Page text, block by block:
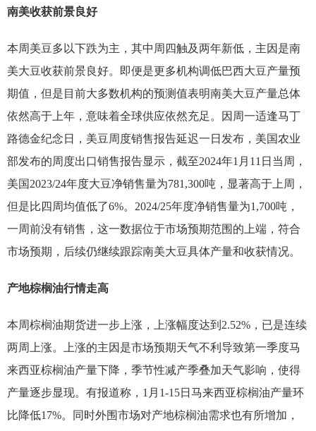
南美收获前景良好
本周美豆多以下跌为主，其中周四触及两年新低，主因是南
美大豆收获前景良好。即便是更多机构调低巴西大豆产量预
期值，但是目前大多数机构的预测值表明南美大豆产量总体
依然高于上年，意味着全球供应依然充足。因周一适逢马丁
路德金纪念日，美豆周度销售报告延迟一日发布，美国农业
部发布的周度出口销售报告显示，截至2024年1月11日当周，
美国2023/24年度大豆净销售量为781,300吨，显著高于上周，
但是比四周均值低了6%。2024/25年度净销售量为1,700吨，
一周前没有销售，这一数据位于市场预期范围的上端，符合
市场预期，后续仍继续跟踪南美大豆具体产量和收获情况。
产地棕榈油行情走高
本周棕榈油期货进一步上涨，上涨幅度达到2.52%，已是连续
两周上涨。上涨的主因是市场预期天气不利导致第一季度马
来西亚棕榈油产量下降，季节性减产季叠加天气影响，使得
产量逐步显现。有报道称，1月1-15日马来西亚棕榈油产量环
比降低17%。同时外围市场对产地棕榈油需求也有所增加，